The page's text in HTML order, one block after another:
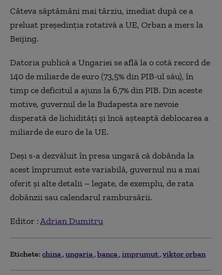
Câteva săptămâni mai târziu, imediat după ce a
preluat președinția rotativă a UE, Orban a mers la
Beijing.
Datoria publică a Ungariei se află la o cotă record de
140 de miliarde de euro (73,5% din PIB-ul său), în
timp ce deficitul a ajuns la 6,7% din PIB. Din aceste
motive, guvernul de la Budapesta are nevoie
disperată de lichidități și încă așteaptă deblocarea a
miliarde de euro de la UE.
Deși s-a dezvăluit în presa ungară că dobânda la
acest împrumut este variabilă, guvernul nu a mai
oferit și alte detalii – legate, de exemplu, de rata
dobânzii sau calendarul rambursării.
Editor :Adrian Dumitru
Etichete: china ungaria banca imprumut viktor orban